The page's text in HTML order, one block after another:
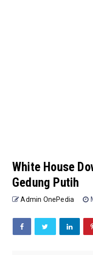
White House
Gedung Putih
Admin OnePedia